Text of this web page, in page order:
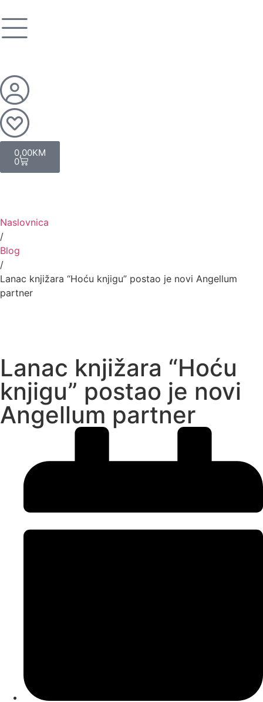
0,00KM
0
Naslovnica
/
Blog
/
Lanac knjižara “Hoću knjigu” postao je novi Angellum
partner
Lanac knjižara “Hoću
knjigu” postao je novi
Angellum partner